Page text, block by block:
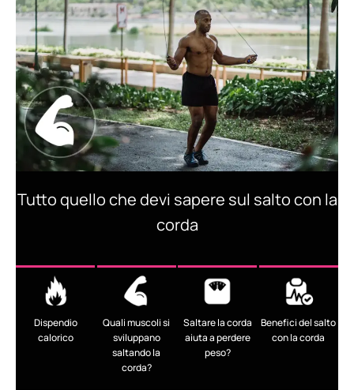
Tutto quello che devi sapere sul salto con la
corda
Dispendio
calorico
Quali muscoli si
sviluppano
saltando la
corda?
Saltare la corda
aiuta a perdere
peso?
Benefici del salto
con la corda